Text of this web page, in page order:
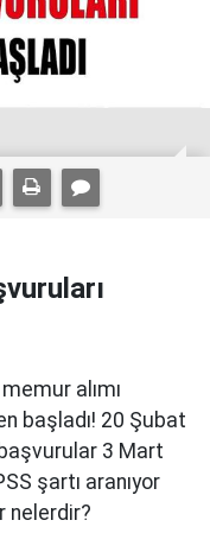
alımı
başladı! 20 Şubat
3 Mart
şartı aranıyor
nelerdir?